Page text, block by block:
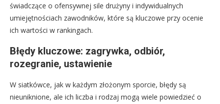
świadczące o ofensywnej sile drużyny i indywidualnych
umiejętnościach zawodników, które są kluczowe przy ocenie
ich wartości w rankingach.
Błędy kluczowe: zagrywka, odbiór,
rozegranie, ustawienie
W siatkówce, jak w każdym złożonym sporcie, błędy są
nieuniknione, ale ich liczba i rodzaj mogą wiele powiedzieć o